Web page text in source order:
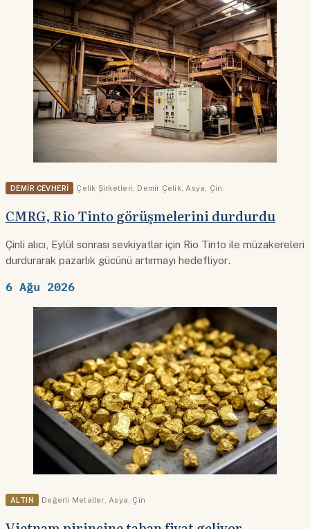
DEMIR CEVHERI Çelik Şirketleri Demir Çelik, Asya Çin
CMRG, Rio Tinto görüşmelerini durdurdu
Çinli alıcı, Eylül sonrası sevkiyatlar için Rio Tinto ile müzakereleri
durdurarak pazarlık gücünü artırmayı hedefliyor.
6 Ağu 2026
ALTIN Değerli Metaller Asya Çin